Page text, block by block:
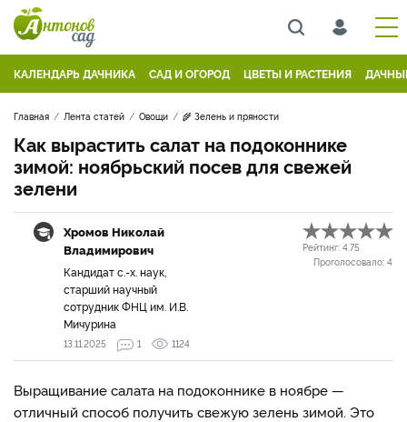
КАЛЕНДАРЬ ДАЧНИКА САД И ОГОРОД ЦВЕТЫ И РАСТЕНИЯ
Главная Лента статей Овощи 🌾 Зелень и пряности
Как вырастить салат на подоконнике
зимой: ноябрьский посев для свежей
зелени
Хромов Николай
Владимирович
Кандидат с.-х. наук,
старший научный
сотрудник ФНЦ им. И.В.
Мичурина
Рейтинг: 4.75
Проголосовало: 4
13.11.2025 1 1124
Выращивание салата на подоконнике в ноябре —
отличный способ получить свежую зелень зимой. Это